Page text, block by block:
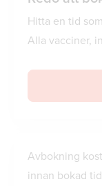
Hitta en tid
Alla vacciner,
Avbokning
innan bokad